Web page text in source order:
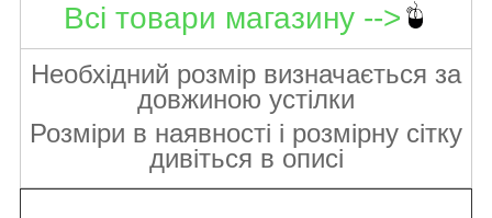
Всі товари магазину -->
Необхідний розмір визначається за
довжиною устілки
Розміри в наявності і розмірну сітку
дивіться в описі